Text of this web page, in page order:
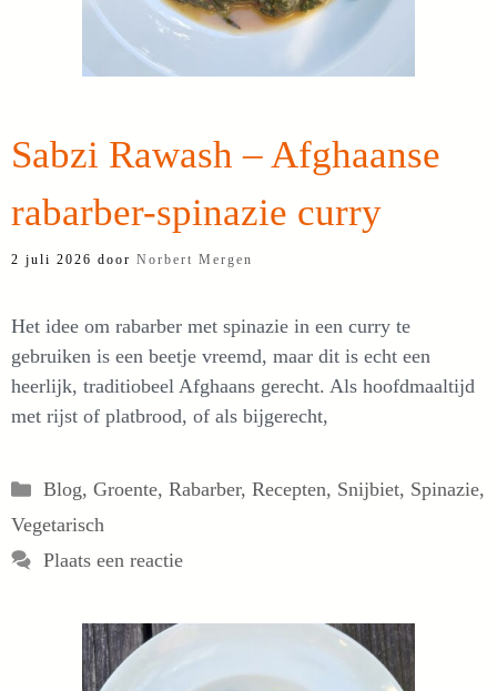
Sabzi Rawash – Afghaanse
rabarber-spinazie curry
2 juli 2026 door Norbert Mergen
Het idee om rabarber met spinazie in een curry te
gebruiken is een beetje vreemd, maar dit is echt een
heerlijk, traditiobeel Afghaans gerecht. Als hoofdmaaltijd
met rijst of platbrood, of als bijgerecht,
Categorieën
Blog, Groente, Rabarber, Recepten, Snijbiet, Spinazie,
Vegetarisch
Plaats een reactie